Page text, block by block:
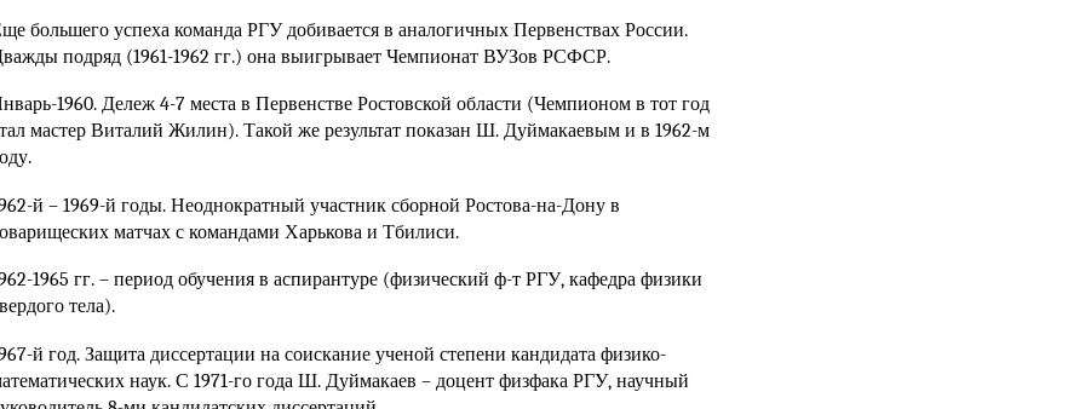
большего успеха команда РГУ добивается в аналогичных Первенствах России.
подряд (1961-1962 гг.) она выигрывает Чемпионат ВУЗов РСФСР.
1960. Дележ 4-7 места в Первенстве Ростовской области (Чемпионом в тот год
мастер Виталий Жилин). Такой же результат показан Ш. Дуймакаевым и в 1962-м
й – 1969-й годы. Неоднократный участник сборной Ростова-на-Дону в
матчах с командами Харькова и Тбилиси.
1965 гг. – период обучения в аспирантуре (физический ф-т РГУ, кафедра физики
тела).
й год. Защита диссертации на соискание ученой степени кандидата физико-
наук. С 1971-го года Ш. Дуймакаев – доцент физфака РГУ, научный